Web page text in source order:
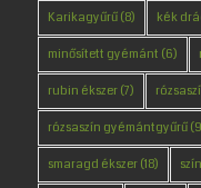
Karikagyűrű(8) kék
minősített gyémánt (6)
rubin ékszer(7)
rózsaszín gyémántgyűrű
smaragd ékszer(18)